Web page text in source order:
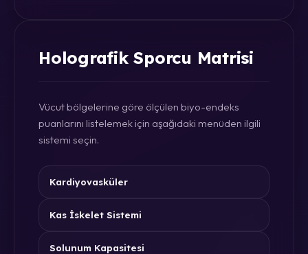
Holografik Sporcu Matrisi
Vücut bölgelerine göre ölçülen biyo-endeks
puanlarını listelemek için aşağıdaki menüden ilgili
sistemi seçin.
Kardiyovasküler
Kas İskelet Sistemi
Solunum Kapasitesi